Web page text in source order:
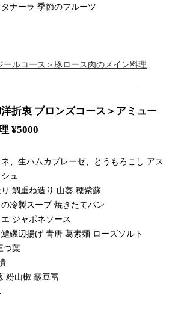
タナーラ 季節のフルーツ
ールコース＞豚ロース肉のメイン料理
折衷 ブロンズコース＞アミュー
¥5000
、生ハムカプレーゼ、とうもろこし アス
ュ
り 鯛重ね造り 山葵 穂紫蘇
の冷製スープ 焼きたてパン
ジャポネソース
鱧磯辺揚げ 青唐 葛素麺 ローズソルト
つ葉
粉山椒 霰豆冨